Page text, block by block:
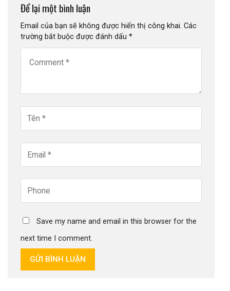
Để lại một bình luận
Email của bạn sẽ không được hiển thị công khai. Các
trường bắt buộc được đánh dấu *
Save my name and email in this browser for the
next time I comment.
GỬI BÌNH LUẬN